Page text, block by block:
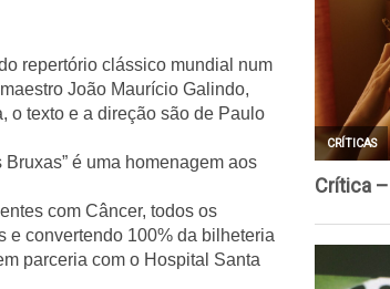
repertório clássico mundial num
João Maurício Galindo,
o texto e a direção são de Paulo
é uma homenagem aos
com Câncer, todos os
e convertendo 100% da bilheteria
parceria com o Hospital Santa